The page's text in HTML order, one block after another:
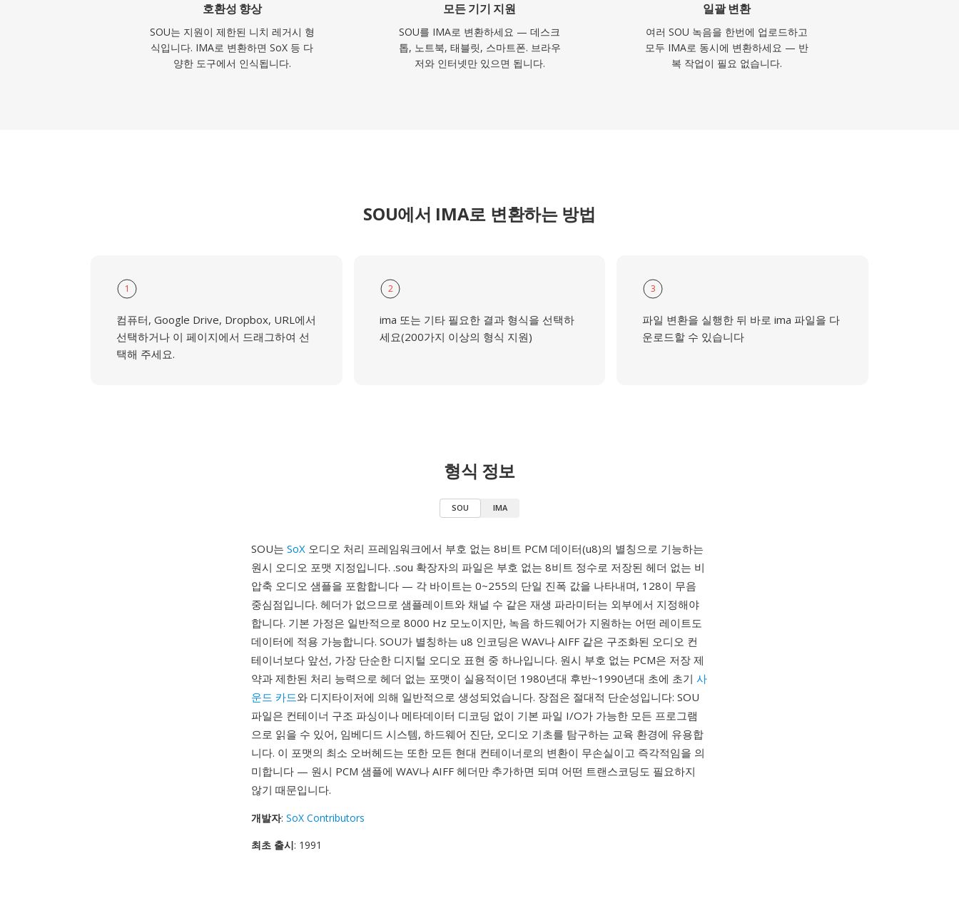
호환성 향상
SOU는 지원이 제한된 니치 레거시 형
식입니다. IMA로 변환하면 SoX 등 다
양한 도구에서 인식됩니다.
모든 기기 지원
SOU를 IMA로 변환하세요 — 데스크
톱, 노트북, 태블릿, 스마트폰. 브라우
저와 인터넷만 있으면 됩니다.
일괄 변환
여러 SOU 녹음을 한번에 업로드하고
모두 IMA로 동시에 변환하세요 — 반
복 작업이 필요 없습니다.
SOU에서 IMA로 변환하는 방법
1
컴퓨터, Google Drive, Dropbox, URL에서
선택하거나 이 페이지에서 드래그하여 선
택해 주세요.
2
ima 또는 기타 필요한 결과 형식을 선택하
세요(200가지 이상의 형식 지원)
3
파일 변환을 실행한 뒤 바로 ima 파일을 다
운로드할 수 있습니다
형식 정보
SOU IMA
SOU는 SoX 오디오 처리 프레임워크에서 부호 없는 8비트 PCM 데이터(u8)의 별칭으로 기능하는
원시 오디오 포맷 지정입니다. .sou 확장자의 파일은 부호 없는 8비트 정수로 저장된 헤더 없는 비
압축 오디오 샘플을 포함합니다 — 각 바이트는 0~255의 단일 진폭 값을 나타내며, 128이 무음
중심점입니다. 헤더가 없으므로 샘플레이트와 채널 수 같은 재생 파라미터는 외부에서 지정해야
합니다. 기본 가정은 일반적으로 8000 Hz 모노이지만, 녹음 하드웨어가 지원하는 어떤 레이트도
데이터에 적용 가능합니다. SOU가 별칭하는 u8 인코딩은 WAV나 AIFF 같은 구조화된 오디오 컨
테이너보다 앞선, 가장 단순한 디지털 오디오 표현 중 하나입니다. 원시 부호 없는 PCM은 저장 제
약과 제한된 처리 능력으로 헤더 없는 포맷이 실용적이던 1980년대 후반~1990년대 초에 초기 사
운드 카드와 디지타이저에 의해 일반적으로 생성되었습니다. 장점은 절대적 단순성입니다: SOU
파일은 컨테이너 구조 파싱이나 메타데이터 디코딩 없이 기본 파일 I/O가 가능한 모든 프로그램
으로 읽을 수 있어, 임베디드 시스템, 하드웨어 진단, 오디오 기초를 탐구하는 교육 환경에 유용합
니다. 이 포맷의 최소 오버헤드는 또한 모든 현대 컨테이너로의 변환이 무손실이고 즉각적임을 의
미합니다 — 원시 PCM 샘플에 WAV나 AIFF 헤더만 추가하면 되며 어떤 트랜스코딩도 필요하지
않기 때문입니다.
개발자: SoX Contributors
최초 출시: 1991